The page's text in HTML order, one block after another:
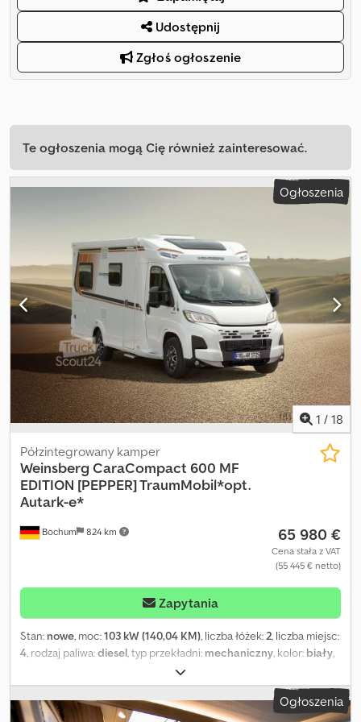
Udostępnij
Zgłoś ogłoszenie
Te ogłoszenia mogą Cię również zainteresować.
Ogłoszenia
1 / 18
Bochum 824 km
Półzintegrowany kamper
Weinsberg CaraCompact 600 MF
EDITION [PEPPER] TraumMobil*opt.
Autark-e*
65 980 €
Cena stała z VAT
(55 445 € netto)
Zapytania
Stan: nowe, moc:103 kW (140,04 KM), liczba łóżek: 2, liczba miejsc:
4 , rodzaj paliwa:diesel , typ przekładni: mechaniczny , kolor: biały
, całkowita szerokość:
całkowita wysokość:2 800 mm, konfiguracja osi:2 osie, klasa
emisji:Euro 6, masa całkowita:3 500 kg, masa własna: 2 775 kg,
Ogłoszenia